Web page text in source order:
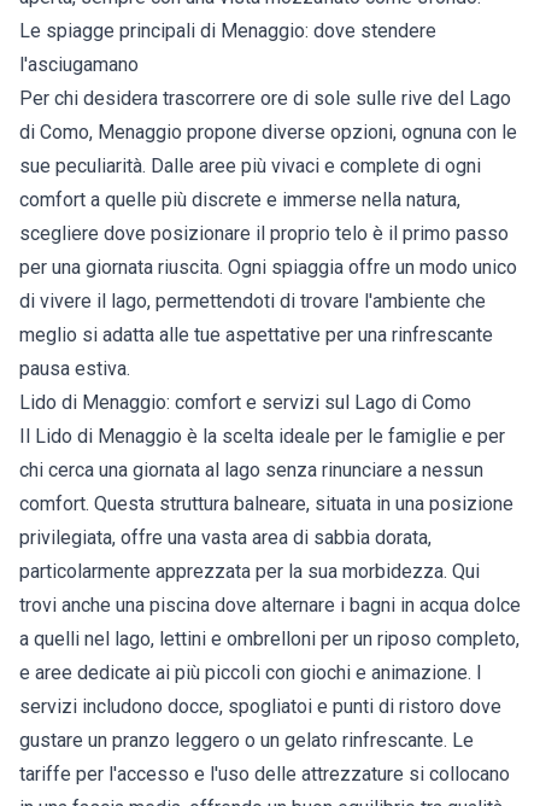
Le spiagge principali di Menaggio: dove stendere
l'asciugamano
Per chi desidera trascorrere ore di sole sulle rive del Lago
di Como, Menaggio propone diverse opzioni, ognuna con le
sue peculiarità. Dalle aree più vivaci e complete di ogni
comfort a quelle più discrete e immerse nella natura,
scegliere dove posizionare il proprio telo è il primo passo
per una giornata riuscita. Ogni spiaggia offre un modo unico
di vivere il lago, permettendoti di trovare l'ambiente che
meglio si adatta alle tue aspettative per una rinfrescante
pausa estiva.
Lido di Menaggio: comfort e servizi sul Lago di Como
Il Lido di Menaggio è la scelta ideale per le famiglie e per
chi cerca una giornata al lago senza rinunciare a nessun
comfort. Questa struttura balneare, situata in una posizione
privilegiata, offre una vasta area di sabbia dorata,
particolarmente apprezzata per la sua morbidezza. Qui
trovi anche una piscina dove alternare i bagni in acqua dolce
a quelli nel lago, lettini e ombrelloni per un riposo completo,
e aree dedicate ai più piccoli con giochi e animazione. I
servizi includono docce, spogliatoi e punti di ristoro dove
gustare un pranzo leggero o un gelato rinfrescante. Le
tariffe per l'accesso e l'uso delle attrezzature si collocano